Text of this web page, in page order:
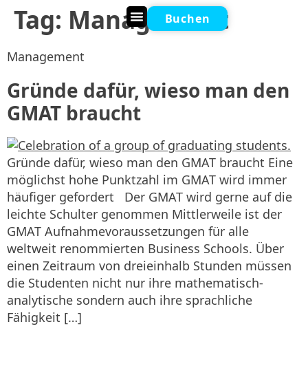
Buchen
Tag: Management
Management
Gründe dafür, wieso man den
GMAT braucht
Gründe dafür, wieso man den GMAT braucht Eine
möglichst hohe Punktzahl im GMAT wird immer
häufiger gefordert Der GMAT wird gerne auf die
leichte Schulter genommen Mittlerweile ist der
GMAT Aufnahmevoraussetzungen für alle
weltweit renommierten Business Schools. Über
einen Zeitraum von dreieinhalb Stunden müssen
die Studenten nicht nur ihre mathematisch-
analytische sondern auch ihre sprachliche
Fähigkeit […]